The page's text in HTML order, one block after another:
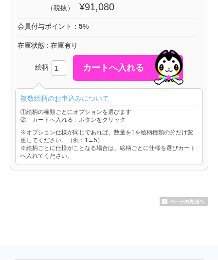
（税抜） ¥91,080
会員付与ポイント： 5%
在庫状態 : 在庫有り
絵柄
複数絵柄のお申込みについて
①絵柄の種類ごとにオプションを選びます
②「カートへ入れる」ボタンをクリック
※オプション仕様が同じであれば、数量を1を絵柄種類の分だけ変
更してください。（例：1→5）
※絵柄ごとに仕様がことなる場合は、絵柄ごとに仕様を選びカート
へ入れてください。